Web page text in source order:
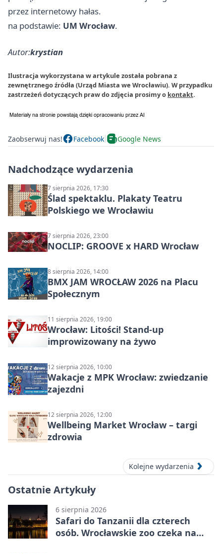
przez internetowy hałas.
na podstawie: UM Wrocław.
Autor:krystian
Ilustracja wykorzystana w artykule została pobrana z
zewnętrznego źródła (Urząd Miasta we Wrocławiu). W przypadku
zastrzeżeń dotyczących praw do zdjęcia prosimy o kontakt.
Zaobserwuj nas! Facebook Google News
Nadchodzące wydarzenia
7 sierpnia 2026, 17:30
Ślad spektaklu. Plakaty Teatru
Polskiego we Wrocławiu
7 sierpnia 2026, 23:00
NOCLIP: GROOVE x HARD Wrocław
8 sierpnia 2026, 14:00
BMX JAM WROCŁAW 2026 na Placu
Społecznym
11 sierpnia 2026, 19:00
Wrocław: Litości! Stand-up
improwizowany na żywo
12 sierpnia 2026, 10:00
Wakacje z MPK Wrocław: zwiedzanie
zajezdni
12 sierpnia 2026, 12:00
Wellbeing Market Wrocław – targi
zdrowia
Kolejne wydarzenia
Ostatnie Artykuły
6 sierpnia 2026
Safari do Tanzanii dla czterech
osób. Wrocławskie zoo czeka na